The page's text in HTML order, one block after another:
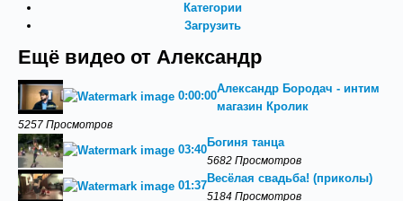
Категории
Загрузить
Ещё видео от Александр
0:00:00
Александр Бородач - интим
магазин Кролик
5257 Просмотров
03:40
Богиня танца
5682 Просмотров
01:37
Весёлая свадьба! (приколы)
5184 Просмотров